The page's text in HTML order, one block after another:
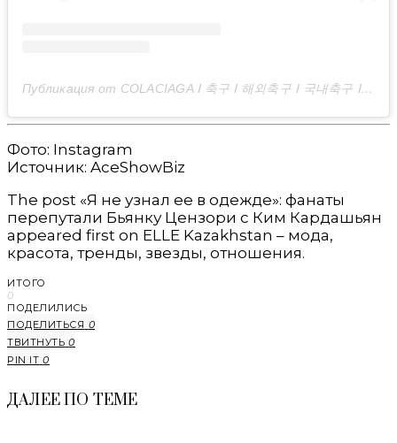
Публикация от COLACIAGA Ⅰ 축구 Ⅰ 해외축구 Ⅰ 국내축구 Ⅰ 팬서비스 Ⅰ 싸인 (@colaciaga)
Фото: Instagram
Источник: AceShowBiz
The post «Я не узнал ее в одежде»: фанаты
перепутали Бьянку Цензори с Ким Кардашьян
appeared first on ELLE Kazakhstan – мода,
красота, тренды, звезды, отношения.
ИТОГО
0
ПОДЕЛИЛИСЬ
ПОДЕЛИТЬСЯ 0
ТВИТНУТЬ 0
PIN IT 0
ДАЛЕЕ ПО ТЕМЕ